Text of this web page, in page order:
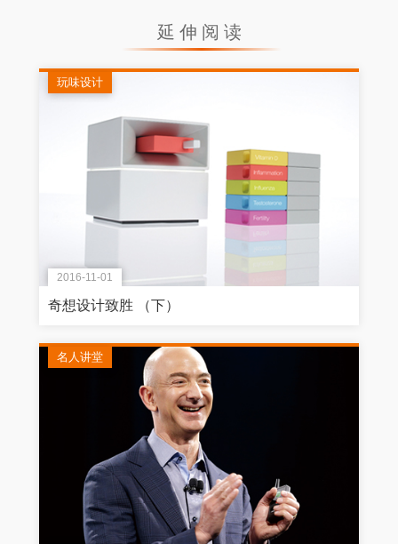
延伸阅读
2016-11-01
玩味设计
奇想设计致胜 （下）
名人讲堂